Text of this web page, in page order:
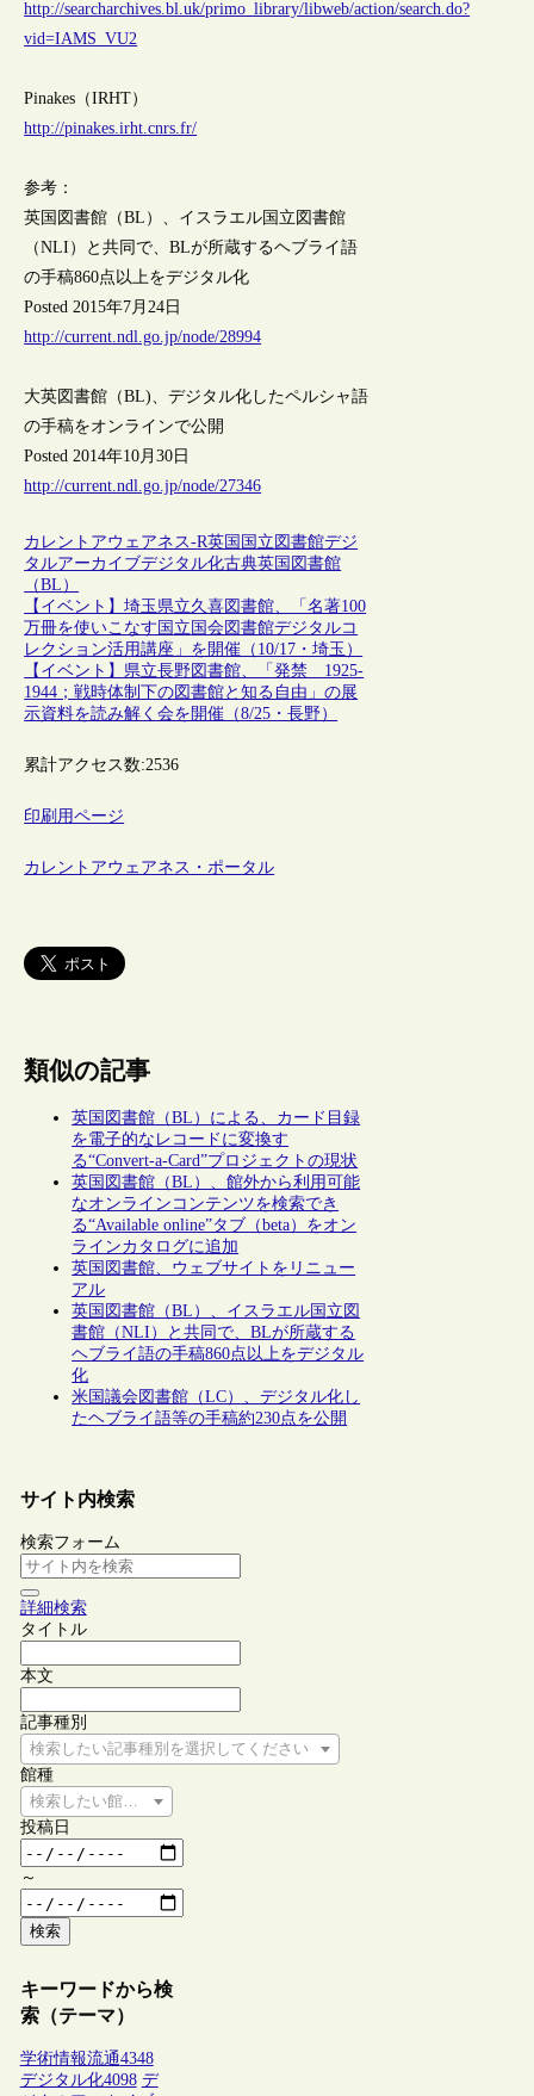
http://searcharchives.bl.uk/primo_library/libweb/action/search.do?
vid=IAMS_VU2
Pinakes（IRHT）
http://pinakes.irht.cnrs.fr/
参考：
英国図書館（BL）、イスラエル国立図書館
（NLI）と共同で、BLが所蔵するヘブライ語
の手稿860点以上をデジタル化
Posted 2015年7月24日
http://current.ndl.go.jp/node/28994
大英図書館（BL)、デジタル化したペルシャ語
の手稿をオンラインで公開
Posted 2014年10月30日
http://current.ndl.go.jp/node/27346
カレントアウェアネス-R英国 国立図書館デジ
タルアーカイブデジタル化古典英国図書館
（BL）
【イベント】埼玉県立久喜図書館、「名著100
万冊を使いこなす国立国会図書館デジタルコ
レクション活用講座」を開催（10/17・埼玉）
【イベント】県立長野図書館、「発禁 1925-
1944；戦時体制下の図書館と知る自由」の展
示資料を読み解く会を開催（8/25・長野）
累計アクセス数:2536
印刷用ページ
カレントアウェアネス・ポータル
類似の記事
英国図書館（BL）による、カード目録
を電子的なレコードに変換す
る“Convert-a-Card”プロジェクトの現状
英国図書館（BL）、館外から利用可能
なオンラインコンテンツを検索でき
る“Available online”タブ（beta）をオン
ラインカタログに追加
英国図書館、ウェブサイトをリニュー
アル
英国図書館（BL）、イスラエル国立図
書館（NLI）と共同で、BLが所蔵する
ヘブライ語の手稿860点以上をデジタル
化
米国議会図書館（LC）、デジタル化し
たヘブライ語等の手稿約230点を公開
サイト内検索
検索フォーム
詳細検索
タイトル
本文
記事種別
検索したい記事種別を選択してください
館種
検索したい館種を選択してください
投稿日
～
検索
キーワードから検
索（テーマ）
学術情報流通4348
デジタル化4098 デ